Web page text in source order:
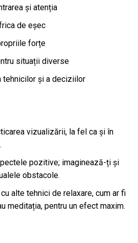
și atenția
de eșec
forțe
situații diverse
și a deciziilor
vizualizării, la fel ca și în
pozitive; imaginează-ți și
obstacole.
alte tehnici de relaxare, cum ar fi
meditația, pentru un efect maxim.